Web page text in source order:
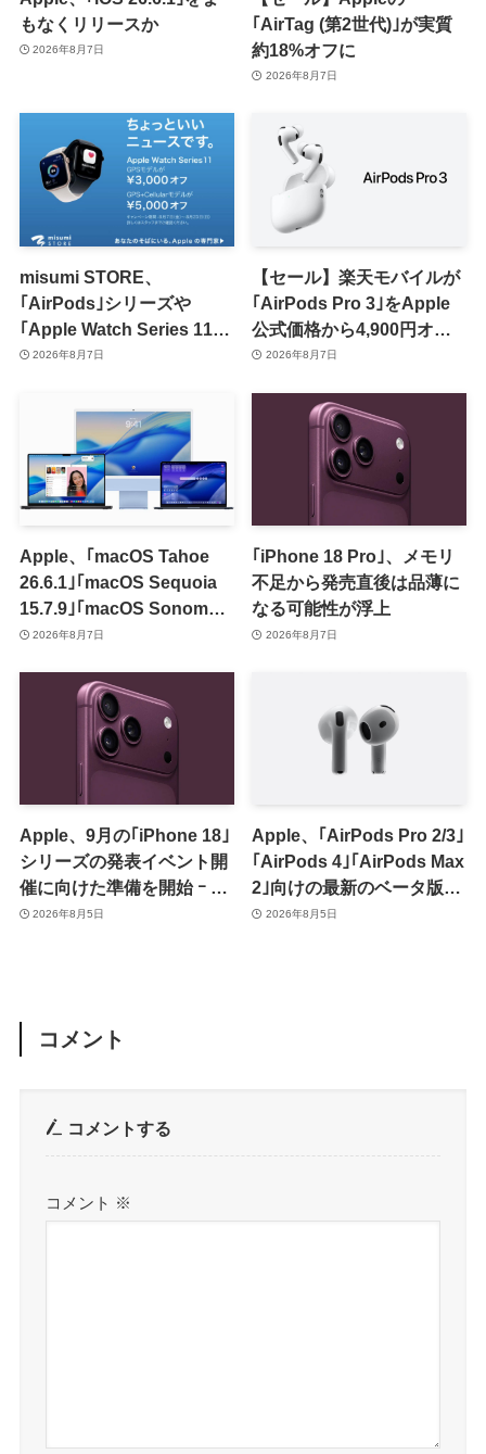
もなくリリースか
2026年8月7日
｢AirTag (第2世代)｣が実質
約18%オフに
2026年8月7日
misumi STORE、
｢AirPods｣シリーズや
｢Apple Watch Series 11｣
のセールを開催中
2026年8月7日
【セール】楽天モバイルが
｢AirPods Pro 3｣をApple
公式価格から4,900円オフ
で販売中
2026年8月7日
Apple、｢macOS Tahoe
26.6.1｣｢macOS Sequoia
15.7.9｣｢macOS Sonoma
14.8.9｣をリリース ｰ 画面共
2026年8月7日
｢iPhone 18 Pro｣、メモリ
不足から発売直後は品薄に
なる可能性が浮上
2026年8月7日
Apple、9月の｢iPhone 18｣
シリーズの発表イベント開
催に向けた準備を開始 ｰ 9
月8日か9月9日に開催見込
2026年8月5日
Apple、｢AirPods Pro 2/3｣
｢AirPods 4｣｢AirPods Max
2｣向けの最新のベータ版フ
ァームウェア｢9A5336b｣を
2026年8月5日
コメント
コメントする
コメント ※